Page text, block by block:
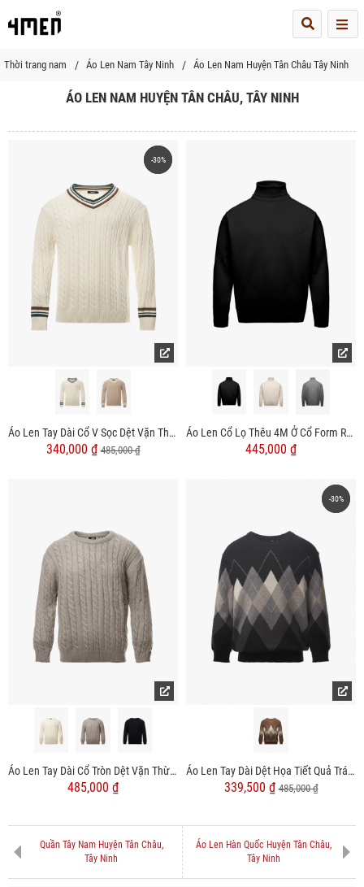
Thời trang nam Áo Len Nam Tây Ninh Áo Len Nam Huyện Tân Châu Tây Ninh
ÁO LEN NAM HUYỆN TÂN CHÂU, TÂY NINH
-30%
-30%
Áo Len Tay Dài Cổ V Sọc Dệt Vặn Thừng Form Regular AL013
340,000 ₫485,000 ₫
Áo Len Cổ Lọ Thêu 4M Ở Cổ Form Regular AL015
445,000 ₫
Áo Len Tay Dài Cổ Tròn Dệt Vặn Thừng Form Regular AL014
485,000 ₫
-30%
-30%
Áo Len Tay Dài Dệt Họa Tiết Quả Trám Form Regular AL012
339,500 ₫485,000 ₫
Quần Tây Nam Huyện Tân Châu,
Tây Ninh
Áo Len Hàn Quốc Huyện Tân Châu,
Tây Ninh